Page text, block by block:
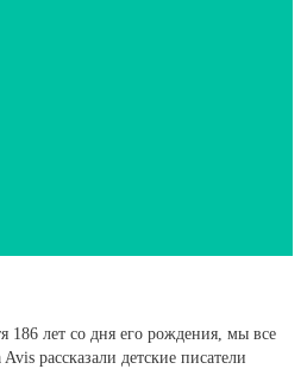
186 лет со дня его рождения, мы все
рассказали детские писатели